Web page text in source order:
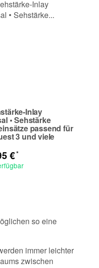
Inlay
• Sehstärke
passend für
3 und viele
€*
so eine
immer leichter
zwischen